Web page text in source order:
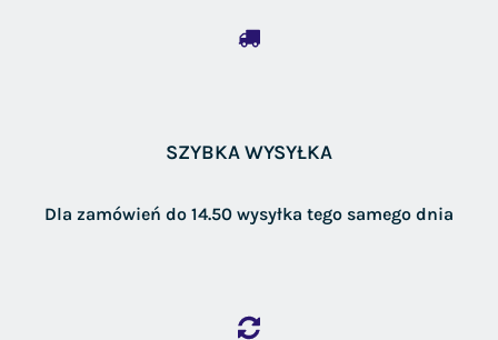
SZYBKA WYSYŁKA
Dla zamówień do 14.50 wysyłka tego samego dnia